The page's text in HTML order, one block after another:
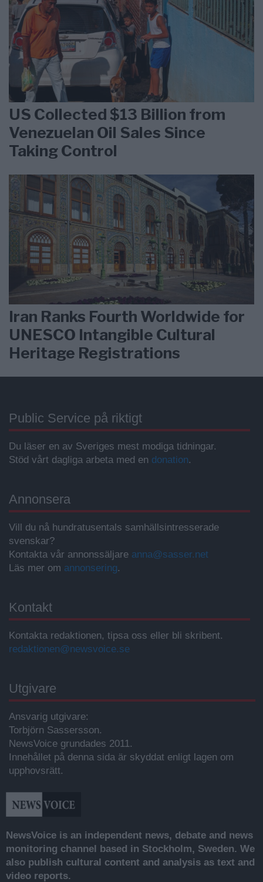
US Collected $13 Billion from
Venezuelan Oil Sales Since
Taking Control
Iran Ranks Fourth Worldwide for
UNESCO Intangible Cultural
Heritage Registrations
Public Service på riktigt
Du läser en av Sveriges mest modiga tidningar.
Stöd vårt dagliga arbeta med en donation.
Annonsera
Vill du nå hundratusentals samhällsintresserade
svenskar?
Kontakta vår annonssäljare anna@sasser.net
Läs mer om annonsering.
Kontakt
Kontakta redaktionen, tipsa oss eller bli skribent.
redaktionen@newsvoice.se
Utgivare
Ansvarig utgivare:
Torbjörn Sassersson.
NewsVoice grundades 2011.
Innehållet på denna sida är skyddat enligt lagen om
upphovsrätt.
NewsVoice is an independent news, debate and news
monitoring channel based in Stockholm, Sweden. We
also publish cultural content and analysis as text and
video reports.